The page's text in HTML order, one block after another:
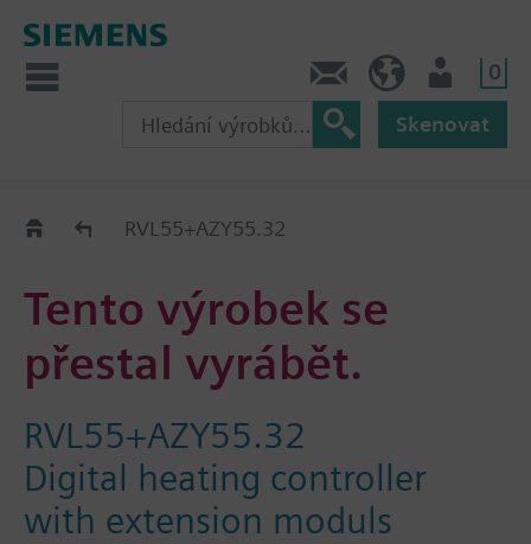
0
Skenovat
Old2NewRVL55+AZY55.32
Tento výrobek se
přestal vyrábět.
RVL55+AZY55.32
Digital heating controller
with extension moduls